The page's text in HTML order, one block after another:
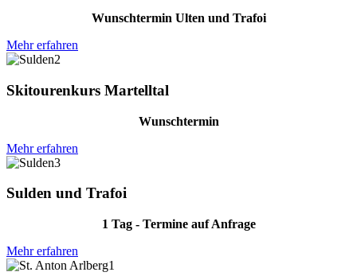
Wunschtermin Ulten und Trafoi
Mehr erfahren
Skitourenkurs Martelltal
Wunschtermin
Mehr erfahren
Sulden und Trafoi
1 Tag - Termine auf Anfrage
Mehr erfahren